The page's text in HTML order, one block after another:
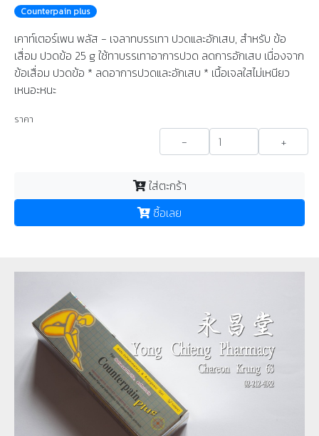
Counterpain plus
เคาท์เตอร์เพน พลัส - เจลาทบรรเทา ปวดและอักเสบ, สำหรับ ข้อ
เสื่อม ปวดข้อ 25 g ใช้ทาบรรเทาอาการปวด ลดการอักเสบ เนื่องจาก
ข้อเสื่อม ปวดข้อ * ลดอาการปวดและอักเสบ * เนื้อเจลใสไม่เหนียว
เหนอะหนะ
ราคา
- +
ใส่ตะกร้า
ซื้อเลย